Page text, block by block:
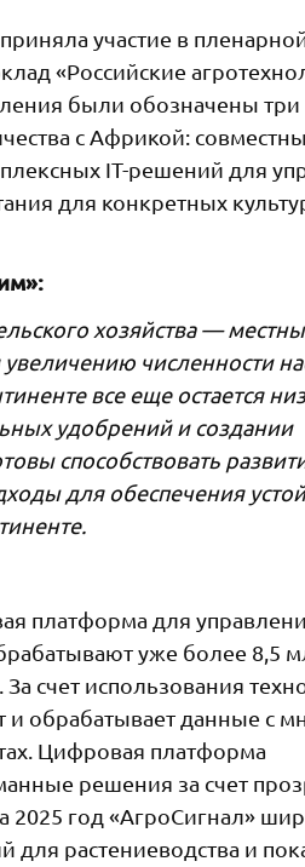
участие в
«Российские
были обозначены три
с Африкой:
IT-решений для
для конкретных
хозяйства —
численности
все еще остается
удобрений и создании
способствовать
для обеспечения
платформа для
уже более 8,5
счет использования
обрабатывает данные с
Цифровая платформа
решения за счет
2025 год «АгроСигнал»
растениеводства и